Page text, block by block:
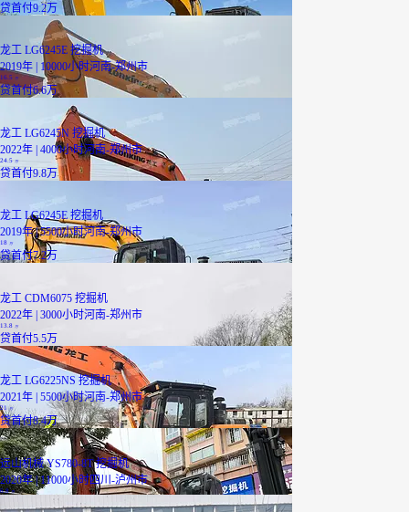
贷首付9.2万
龙工 LG6245E 挖掘机
2019年 | 10000小时河南-郑州市
16.5 万
贷首付6.6万
龙工 LG6245N 挖掘机
2022年 | 4000小时河南-郑州市
24.5 万
贷首付9.8万
龙工 LG6245E 挖掘机
2019年 | 5500小时河南-郑州市
18 万
贷首付7.2万
龙工 CDM6075 挖掘机
2022年 | 3000小时河南-郑州市
13.8
贷首付5.5万
龙工 LG6225NS 挖掘机
2021年 | 5500小时河南-郑州市
21万
贷首付8.4万
远山机械 YS780-8T 挖掘机
2020年 | 11000小时四川-泸州市
6.8 万